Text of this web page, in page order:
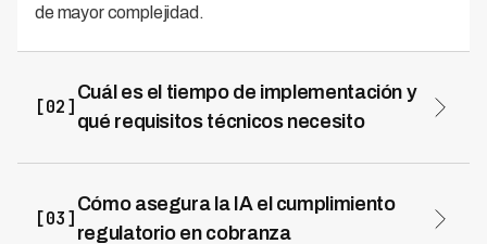
de mayor complejidad.
[02]
Cuál es el tiempo de implementación y
qué requisitos técnicos necesito
infraestructura tecnológica compleja. Kleva opera en 7
países de Latinoamérica con integración nativa a
[03]
Cómo asegura la IA el cumplimiento
regulatorio en cobranza